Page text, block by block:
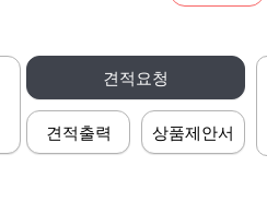
견적요청
견적출력 상품제안서